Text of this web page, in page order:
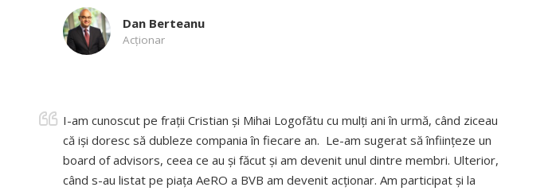
Dan Berteanu
Acţionar
I-am cunoscut pe frații Cristian și Mihai Logofătu cu mulți ani în urmă, când ziceau
că iși doresc să dubleze compania în fiecare an. Le-am sugerat să înființeze un
board of advisors, ceea ce au și făcut și am devenit unul dintre membri. Ulterior,
când s-au listat pe piața AeRO a BVB am devenit acționar. Am participat și la